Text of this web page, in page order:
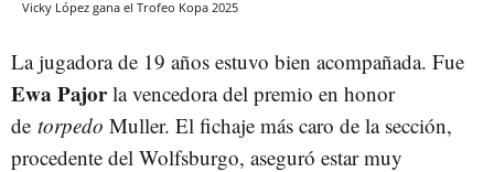
Vicky López gana el Trofeo Kopa 2025
La jugadora de 19 años estuvo bien acompañada. Fue
Ewa Pajorla vencedora del premio en honor
de torpedo Muller. El fichaje más caro de la sección,
procedente del Wolfsburgo, aseguró estar muy